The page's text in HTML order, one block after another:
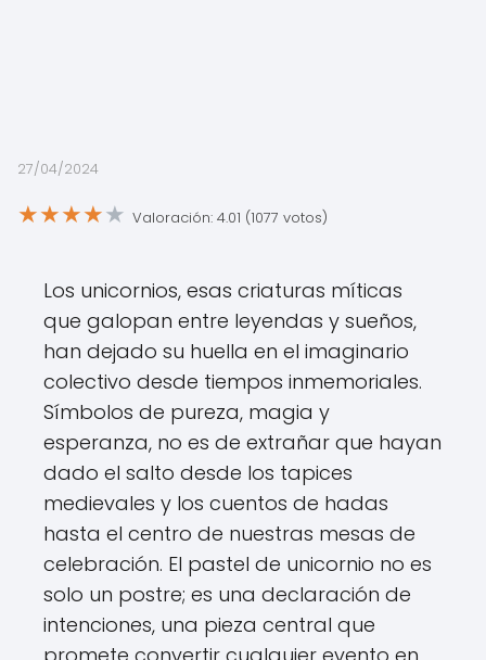
27/04/2024
★★★★★ Valoración: 4.01 (1077 votos)
Los unicornios, esas criaturas míticas
que galopan entre leyendas y sueños,
han dejado su huella en el imaginario
colectivo desde tiempos inmemoriales.
Símbolos de pureza, magia y
esperanza, no es de extrañar que hayan
dado el salto desde los tapices
medievales y los cuentos de hadas
hasta el centro de nuestras mesas de
celebración. El pastel de unicornio no es
solo un postre; es una declaración de
intenciones, una pieza central que